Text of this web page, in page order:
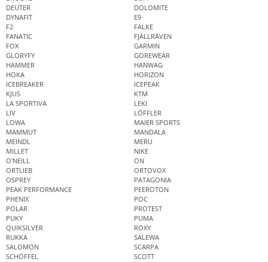
DEUTER
DOLOMITE
DYNAFIT
E9
F2
FALKE
FANATIC
FJÄLLRÄVEN
FOX
GARMIN
GLORYFY
GOREWEAR
HAMMER
HANWAG
HOKA
HORIZON
ICEBREAKER
ICEPEAK
KJUS
KTM
LA SPORTIVA
LEKI
LIV
LÖFFLER
LOWA
MAIER SPORTS
MAMMUT
MANDALA
MEINDL
MERU
MILLET
NIKE
O'NEILL
ON
ORTLIEB
ORTOVOX
OSPREY
PATAGONIA
PEAK PERFORMANCE
PEEROTON
PHENIX
POC
POLAR
PROTEST
PUKY
PUMA
QUIKSILVER
ROXY
RUKKA
SALEWA
SALOMON
SCARPA
SCHÖFFEL
SCOTT